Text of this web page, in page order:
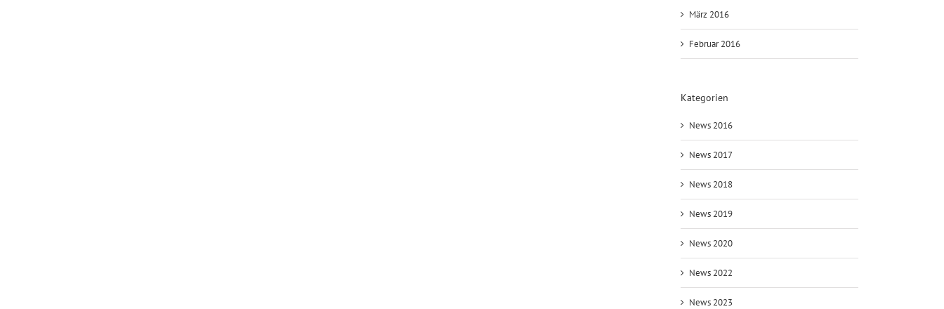
März 2016
Februar 2016
Kategorien
News 2016
News 2017
News 2018
News 2019
News 2020
News 2022
News 2023